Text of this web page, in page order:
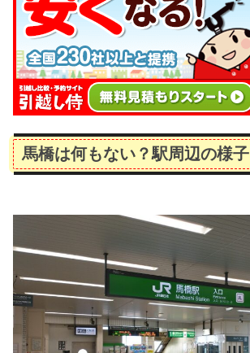
馬橋は何もない？駅周辺の様子